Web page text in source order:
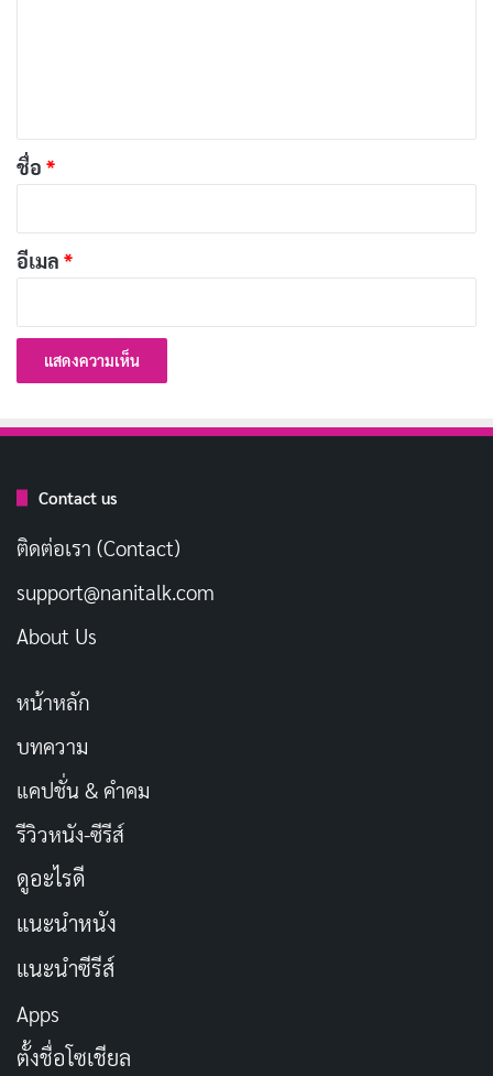
บทความที่เกี่ยวข้อง
[รีวิว-เรื่องย่อ] Sterling Point (2026) ซีรีส์วัยรุ่น
[รีวิว-เรื่องย่อ] The Bombing of Pan Am 103 ซีรีส์
คดีล็อกเกอร์บีที่กลายเป็นเพียงบันทึกการประชุม
Nightmare สารคดีคดีสะเทือนอเมริกา
Succession กลับมาพิสูจน์อีกครั้งว่าเขาคือนักแสดงที่เก่ง
ที่สุดในการรับบทคนพิลึกและไร้ประโยชน์ การแสดงของ
*
ชื่อ *
อีเมล *
Contact us
ติดต่อเรา (Contact)
support@nanitalk.com
About Us
หน้าหลัก
บทความ
แคปชั่น & คำคม
รีวิวหนัง-ซีรีส์
ดูอะไรดี
แนะนำหนัง
แนะนำซีรีส์
Apps
ตั้งชื่อโซเชียล